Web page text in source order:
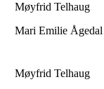
Møyfrid Telhaug
Mari Emilie Ågedal
Møyfrid Telhaug